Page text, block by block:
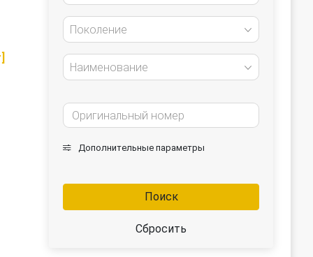
Поколение
Наименование
Дополнительные параметры
Поиск
Сбросить